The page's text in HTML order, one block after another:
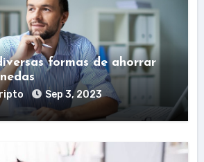
formas de ahorrar
Sep 3, 2023